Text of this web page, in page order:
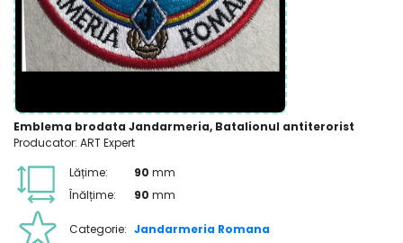
Emblema brodata Jandarmeria, Batalionul antiterorist
Producator: ART Expert
Lățime:
90 mm
Înălțime:
90 mm
Categorie: Jandarmeria Romana